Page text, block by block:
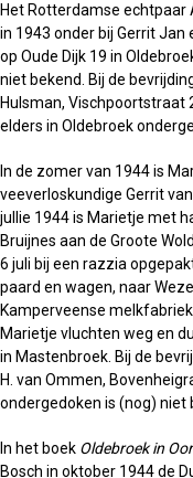
Het Rotterdamse echtpaar
in 1943 onder bij Gerrit Jan
op Oude Dijk 19 in
niet bekend. Bij de
Hulsman, Vischpoortstraat
elders in Oldebroek
In de zomer van 1944 is
veeverloskundige Gerrit
jullie 1944 is Marietje met
Bruijnes aan de Groote
6 juli bij een razzia
paard en wagen, naar
Kamperveense
Marietje vluchten weg en
in Mastenbroek. Bij de
H. van Ommen,
ondergedoken is (nog) niet
In het boek Oldebroek in
Bosch in oktober 1944 de